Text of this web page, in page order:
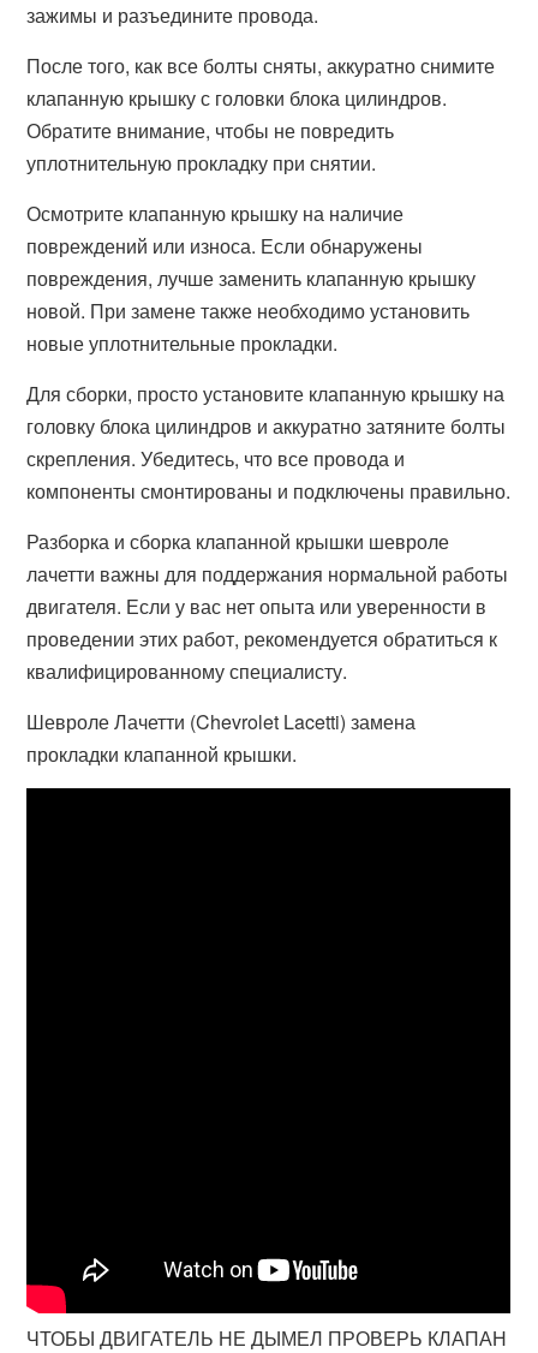
зажимы и разъедините провода.
После того, как все болты сняты, аккуратно снимите
клапанную крышку с головки блока цилиндров.
Обратите внимание, чтобы не повредить
уплотнительную прокладку при снятии.
Осмотрите клапанную крышку на наличие
повреждений или износа. Если обнаружены
повреждения, лучше заменить клапанную крышку
новой. При замене также необходимо установить
новые уплотнительные прокладки.
Для сборки, просто установите клапанную крышку на
головку блока цилиндров и аккуратно затяните болты
скрепления. Убедитесь, что все провода и
компоненты смонтированы и подключены правильно.
Разборка и сборка клапанной крышки шевроле
лачетти важны для поддержания нормальной работы
двигателя. Если у вас нет опыта или уверенности в
проведении этих работ, рекомендуется обратиться к
квалифицированному специалисту.
Шевроле Лачетти (Chevrolet Lacetti) замена
прокладки клапанной крышки.
ЧТОБЫ ДВИГАТЕЛЬ НЕ ДЫМЕЛ ПРОВЕРЬ КЛАПАН